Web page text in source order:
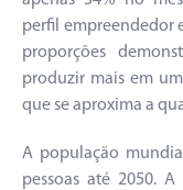
perfil empreendedor
proporções
produzir mais em
que se aproxima a
A população
pessoas até 2050.